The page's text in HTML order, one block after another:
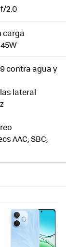
2.0
carga
contra agua y
lateral
AAC, SBC,